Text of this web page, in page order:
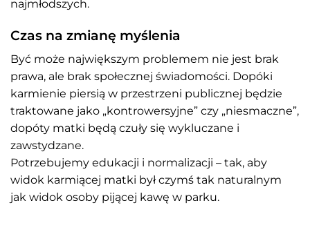
najmłodszych.
Czas na zmianę myślenia
Być może największym problemem nie jest brak
prawa, ale brak społecznej świadomości. Dopóki
karmienie piersią w przestrzeni publicznej będzie
traktowane jako „kontrowersyjne” czy „niesmaczne”,
dopóty matki będą czuły się wykluczane i
zawstydzane.
Potrzebujemy edukacji i normalizacji – tak, aby
widok karmiącej matki był czymś tak naturalnym
jak widok osoby pijącej kawę w parku.